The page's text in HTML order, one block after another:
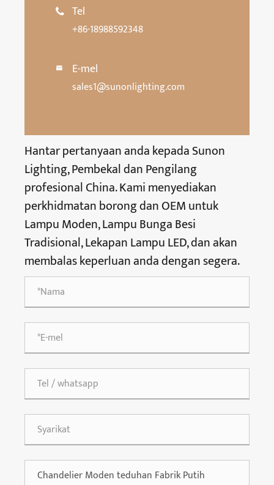
 Tel
+86-18988592348
 E-mel
sales1@sunonlighting.com
Hantar pertanyaan anda kepada Sunon
Lighting, Pembekal dan Pengilang
profesional China. Kami menyediakan
perkhidmatan borong dan OEM untuk
Lampu Moden, Lampu Bunga Besi
Tradisional, Lekapan Lampu LED, dan akan
membalas keperluan anda dengan segera.